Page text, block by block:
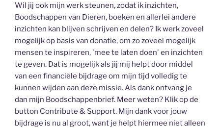
Wil jij ook mijn werk steunen, zodat ik inzichten,
Boodschappen van Dieren, boeken en allerlei andere
inzichten kan blijven schrijven en delen? Ik werk zoveel
mogelijk op basis van donatie, om zo zoveel mogelijk
mensen te inspireren, 'mee te laten doen' en inzichten
te geven. Dat is mogelijk als jij mij helpt door middel
van een financiële bijdrage om mijn tijd volledig te
kunnen wijden aan deze missie. Als dank ontvang je
dan mijn Boodschappenbrief. Meer weten? Klik op de
button Contribute & Support. Mijn dank voor jouw
bijdrage is nu al groot, want je helpt hiermee niet alleen